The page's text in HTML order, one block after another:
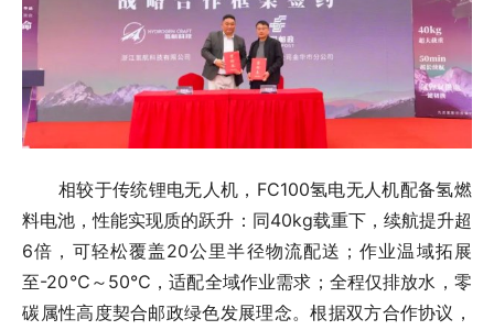
相较于传统锂电无人机，FC100氢电无人机配备氢燃
料电池，性能实现质的跃升：同40kg载重下，续航提升超
6倍，可轻松覆盖20公里半径物流配送；作业温域拓展
至-20℃～50℃，适配全域作业需求；全程仅排放水，零
碳属性高度契合邮政绿色发展理念。根据双方合作协议，